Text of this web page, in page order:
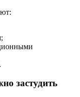
застудить